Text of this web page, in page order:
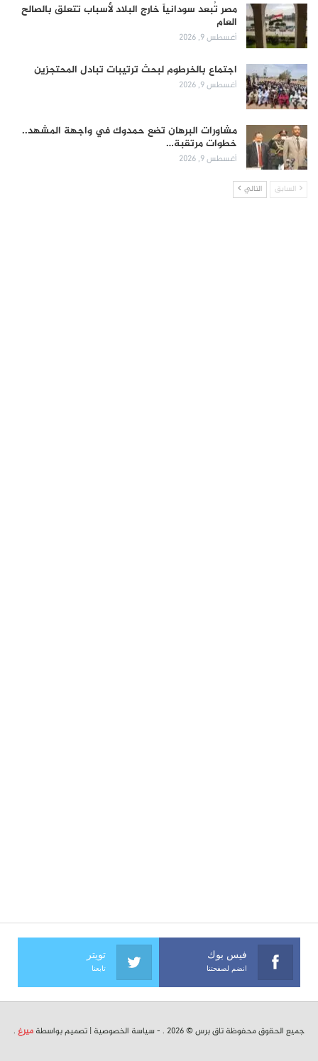
مصر تُبعد سودانياً خارج البلاد لأسباب تتعلق بالصالح
العام
أغسطس 9, 2026
اجتماع بالخرطوم لبحث ترتيبات تبادل المحتجزين
أغسطس 9, 2026
مشاورات البرهان تضع حمدوك في واجهة المشهد..
خطوات مرتقبة…
أغسطس 9, 2026
السابق التالي
فيس بوك
انضم لصفحتنا
تويتر
تابعنا
جميع الحقوق محفوظة تاق برس © 2026 . - سياسة الخصوصية | تصميم بواسطة ميرغ .